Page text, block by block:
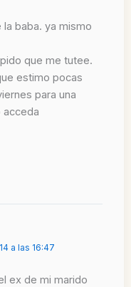
baba. ya mismo
que me tutee.
estimo pocas
para una
acceda
a las 16:47
ex de mi marido